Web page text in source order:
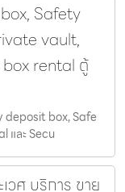
Safety
vault,
rental ตู้
deposit box, Safe
และ Secu
วศ บริการ ขาย